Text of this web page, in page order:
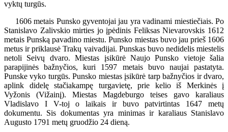
vyktų turgūs.
1606 metais Punsko gyventojai jau yra vadinami miestiečiais. Po
Stanislavo Zalivskio mirties jo įpėdinis Feliksas Nievarovskis 1612
metais Punską pavadino miestu. Punsko miestas buvo jau prieš 1606
metus ir priklausė Trakų vaivadijai. Punskas buvo nedidelis miestelis
netoli Seivų dvaro. Miestas įsikūrė Naujo Punsko vietoje šalia
parapijinės bažnyčios, kuri 1597 metais buvo naujai pastatyta.
Punske vyko turgūs. Punsko miestas įsikūrė tarp bažnyčios ir dvaro,
aplink didelę stačiakampę turgavietę, prie kelio iš Merkinės į
Vyžonis (Vižainį). Miestas Magdeburgo teises gavo karaliaus
Vladislavo I V-toj o laikais ir buvo patvirtintas 1647 metų
dokumentu. Sis dokumentas yra minimas ir karaliaus Stanislavo
Augusto 1791 metų gruodžio 24 dieną.